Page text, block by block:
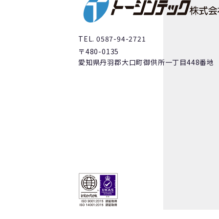
TEL. 0587-94-2721
〒480-0135
愛知県丹羽郡大口町御供所一丁目448番地